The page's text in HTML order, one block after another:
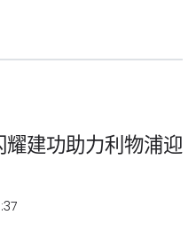
建功助力利物浦迎